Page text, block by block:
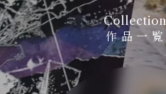
Collection
作 品 一 覧